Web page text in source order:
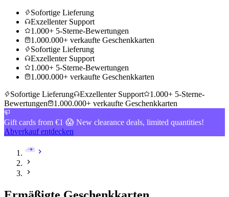
Sofortige Lieferung
Exzellenter Support
1.000+ 5-Sterne-Bewertungen
1.000.000+ verkaufte Geschenkkarten
Sofortige Lieferung
Exzellenter Support
1.000+ 5-Sterne-Bewertungen
1.000.000+ verkaufte Geschenkkarten
Sofortige Lieferung
Exzellenter Support
1.000+ 5-Sterne-
Bewertungen
1.000.000+ verkaufte Geschenkkarten
Gift cards from €1 😱 New clearance deals, limited quantities!
Abverkauf entdecken